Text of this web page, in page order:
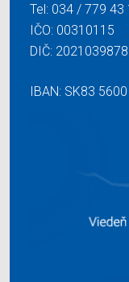
Tel: 034 / 779 43
IČO: 00310115
DIČ: 2021039878
IBAN: SK83